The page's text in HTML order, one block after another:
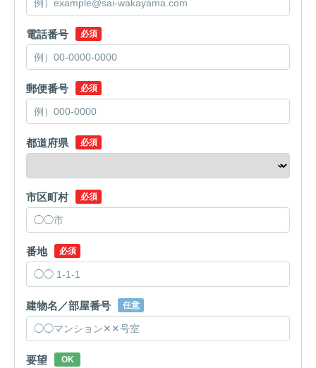
電話番号 必須
郵便番号 必須
都道府県 必須
市区町村 必須
番地 必須
建物名／部屋番号 任意
要望 OK